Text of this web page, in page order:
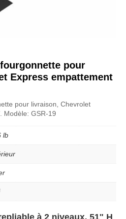
pour
Express empattement
pour livraison, Chevrolet
Modèle: GSR-19
lb